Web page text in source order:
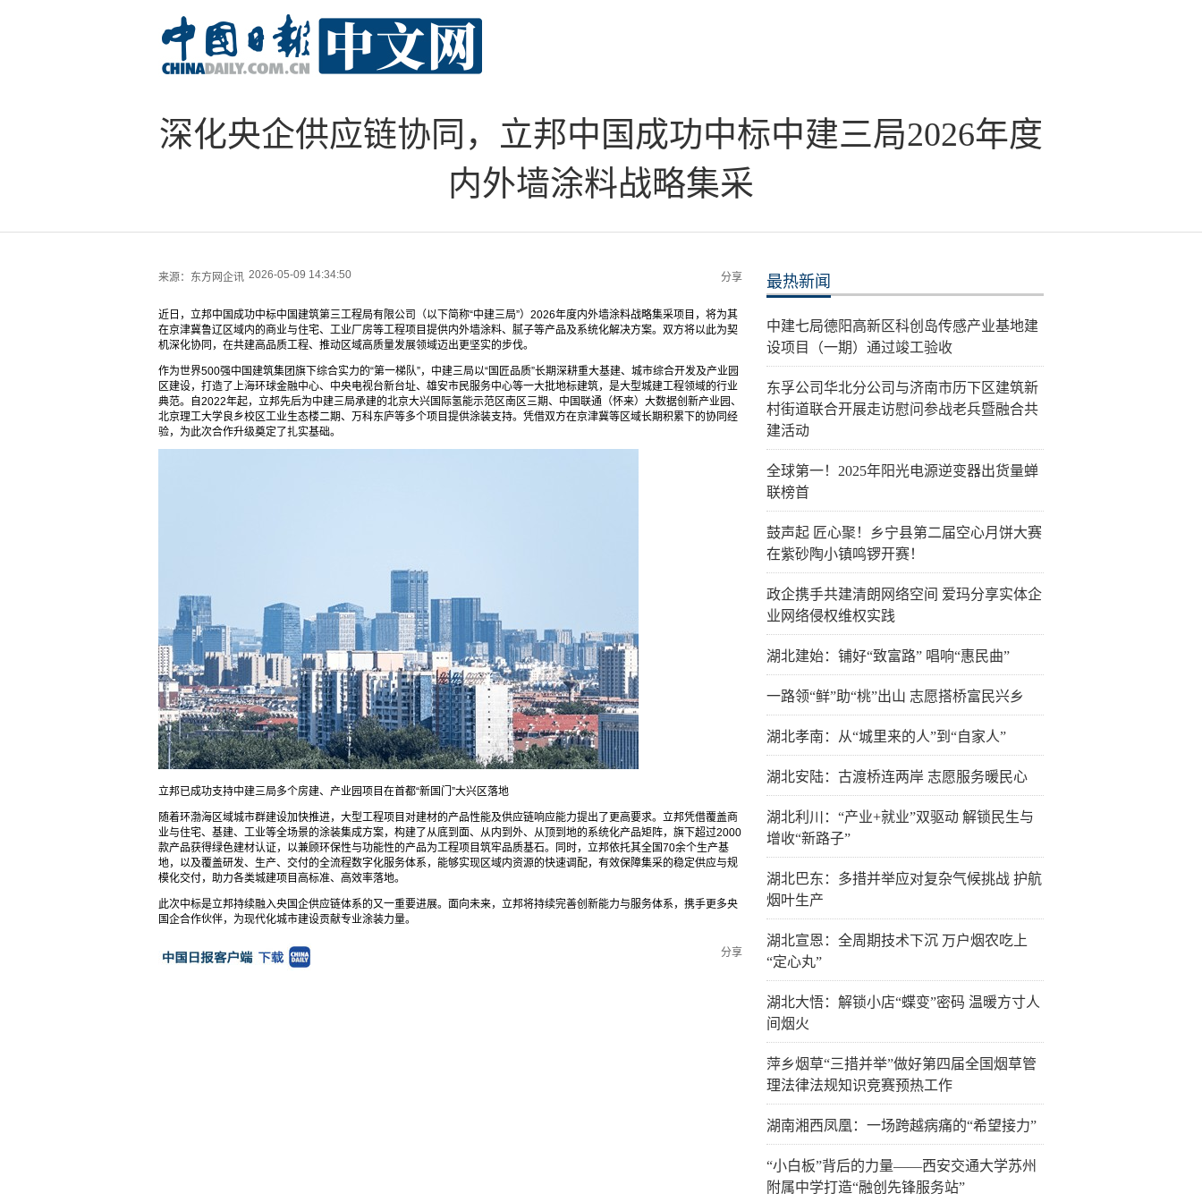
深化央企供应链协同，立邦中国成功中标中建三局2026年度
内外墙涂料战略集采
来源： 东方网企讯 2026-05-09 14:34:50 分享
近日，立邦中国成功中标中国建筑第三工程局有限公司（以下简称“中建三局”）2026年度内外墙涂料战略集采项目，将为其
在京津冀鲁辽区域内的商业与住宅、工业厂房等工程项目提供内外墙涂料、腻子等产品及系统化解决方案。双方将以此为契
机深化协同，在共建高品质工程、推动区域高质量发展领域迈出更坚实的步伐。
作为世界500强中国建筑集团旗下综合实力的“第一梯队”，中建三局以“国匠品质”长期深耕重大基建、城市综合开发及产业园
区建设，打造了上海环球金融中心、中央电视台新台址、雄安市民服务中心等一大批地标建筑，是大型城建工程领域的行业
典范。自2022年起，立邦先后为中建三局承建的北京大兴国际氢能示范区南区三期、中国联通（怀来）大数据创新产业园、
北京理工大学良乡校区工业生态楼二期、万科东庐等多个项目提供涂装支持。凭借双方在京津冀等区域长期积累下的协同经
验，为此次合作升级奠定了扎实基础。
立邦已成功支持中建三局多个房建、产业园项目在首都“新国门”大兴区落地
随着环渤海区域城市群建设加快推进，大型工程项目对建材的产品性能及供应链响应能力提出了更高要求。立邦凭借覆盖商
业与住宅、基建、工业等全场景的涂装集成方案，构建了从底到面、从内到外、从顶到地的系统化产品矩阵，旗下超过2000
款产品获得绿色建材认证，以兼顾环保性与功能性的产品为工程项目筑牢品质基石。同时，立邦依托其全国70余个生产基
地，以及覆盖研发、生产、交付的全流程数字化服务体系，能够实现区域内资源的快速调配，有效保障集采的稳定供应与规
模化交付，助力各类城建项目高标准、高效率落地。
此次中标是立邦持续融入央国企供应链体系的又一重要进展。面向未来，立邦将持续完善创新能力与服务体系，携手更多央
国企合作伙伴，为现代化城市建设贡献专业涂装力量。
分享
最热新闻
中建七局德阳高新区科创岛传感产业基地建
设项目（一期）通过竣工验收
东孚公司华北分公司与济南市历下区建筑新
村街道联合开展走访慰问参战老兵暨融合共
建活动
全球第一！2025年阳光电源逆变器出货量蝉
联榜首
鼓声起 匠心聚！乡宁县第二届空心月饼大赛
在紫砂陶小镇鸣锣开赛！
政企携手共建清朗网络空间 爱玛分享实体企
业网络侵权维权实践
湖北建始：铺好“致富路” 唱响“惠民曲”
一路领“鲜”助“桃”出山 志愿搭桥富民兴乡
湖北孝南：从“城里来的人”到“自家人”
湖北安陆：古渡桥连两岸 志愿服务暖民心
湖北利川：“产业+就业”双驱动 解锁民生与
增收“新路子”
湖北巴东：多措并举应对复杂气候挑战 护航
烟叶生产
湖北宣恩：全周期技术下沉 万户烟农吃上
“定心丸”
湖北大悟：解锁小店“蝶变”密码 温暖方寸人
间烟火
萍乡烟草“三措并举”做好第四届全国烟草管
理法律法规知识竞赛预热工作
湖南湘西凤凰：一场跨越病痛的“希望接力”
“小白板”背后的力量——西安交通大学苏州
附属中学打造“融创先锋服务站”